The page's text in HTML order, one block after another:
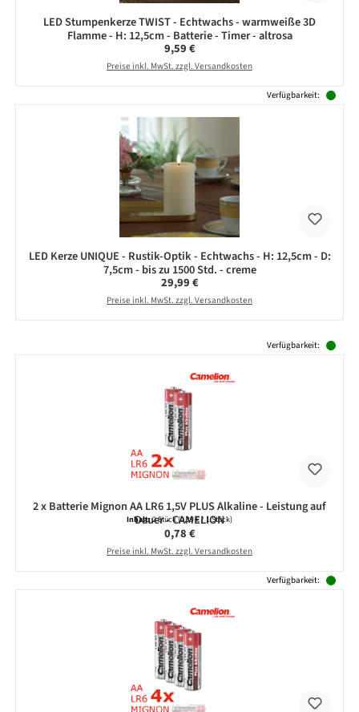
LED Stumpenkerze TWIST - Echtwachs - warmweiße 3D
Flamme - H: 12,5cm - Batterie - Timer - altrosa
Regulärer Preis:
9,59 €
Preise inkl. MwSt. zzgl. Versandkosten
Verfügbarkeit:
LED Kerze UNIQUE - Rustik-Optik - Echtwachs - H: 12,5cm - D:
7,5cm - bis zu 1500 Std. - creme
Regulärer Preis:
29,99 €
Preise inkl. MwSt. zzgl. Versandkosten
Verfügbarkeit:
2 x Batterie Mignon AA LR6 1,5V PLUS Alkaline - Leistung auf
Dauer - CAMELION
Inhalt:2 Stück(0,39 € / 1 Stück)
Regulärer Preis:
0,78 €
Preise inkl. MwSt. zzgl. Versandkosten
Verfügbarkeit: